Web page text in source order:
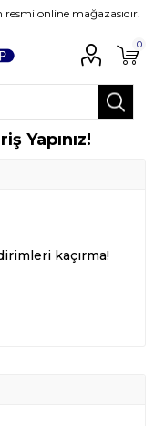
online mağazasıdır.
0
Yapınız!
kaçırma!